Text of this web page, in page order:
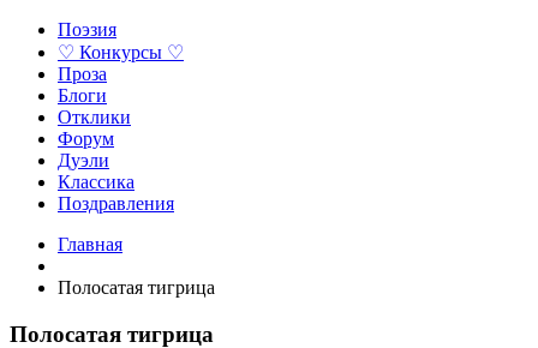
Поэзия
♡ Конкурсы ♡
Проза
Блоги
Отклики
Форум
Дуэли
Классика
Поздравления
Главная
Полосатая тигрица
Полосатая тигрица